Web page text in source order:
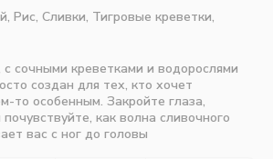
Рис, Сливки, Тигровые креветки,
сочными креветками и водорослями
создан для тех, кто хочет
то особенным. Закройте глаза,
как волна сливочного
вас с ног до головы